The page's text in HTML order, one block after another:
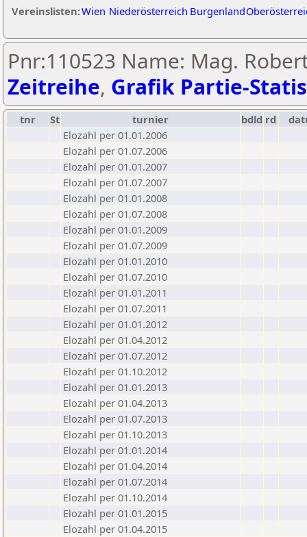
Vereinslisten:Wien Niederösterreich Burgenland
Pnr:110523 Name: Mag.
Zeitreihe, Grafik Partie-
tnr St turnier bdld rd
Elozahl per 01.01.2006
Elozahl per 01.07.2006
Elozahl per 01.01.2007
Elozahl per 01.07.2007
Elozahl per 01.01.2008
Elozahl per 01.07.2008
Elozahl per 01.01.2009
Elozahl per 01.07.2009
Elozahl per 01.01.2010
Elozahl per 01.07.2010
Elozahl per 01.01.2011
Elozahl per 01.07.2011
Elozahl per 01.01.2012
Elozahl per 01.04.2012
Elozahl per 01.07.2012
Elozahl per 01.10.2012
Elozahl per 01.01.2013
Elozahl per 01.04.2013
Elozahl per 01.07.2013
Elozahl per 01.10.2013
Elozahl per 01.01.2014
Elozahl per 01.04.2014
Elozahl per 01.07.2014
Elozahl per 01.10.2014
Elozahl per 01.01.2015
Elozahl per 01.04.2015